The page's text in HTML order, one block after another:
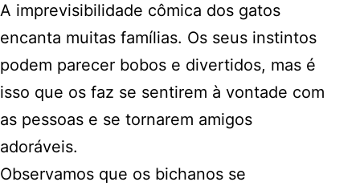
A imprevisibilidade cômica dos gatos
encanta muitas famílias. Os seus instintos
podem parecer bobos e divertidos, mas é
isso que os faz se sentirem à vontade com
as pessoas e se tornarem amigos
adoráveis.
Observamos que os bichanos se